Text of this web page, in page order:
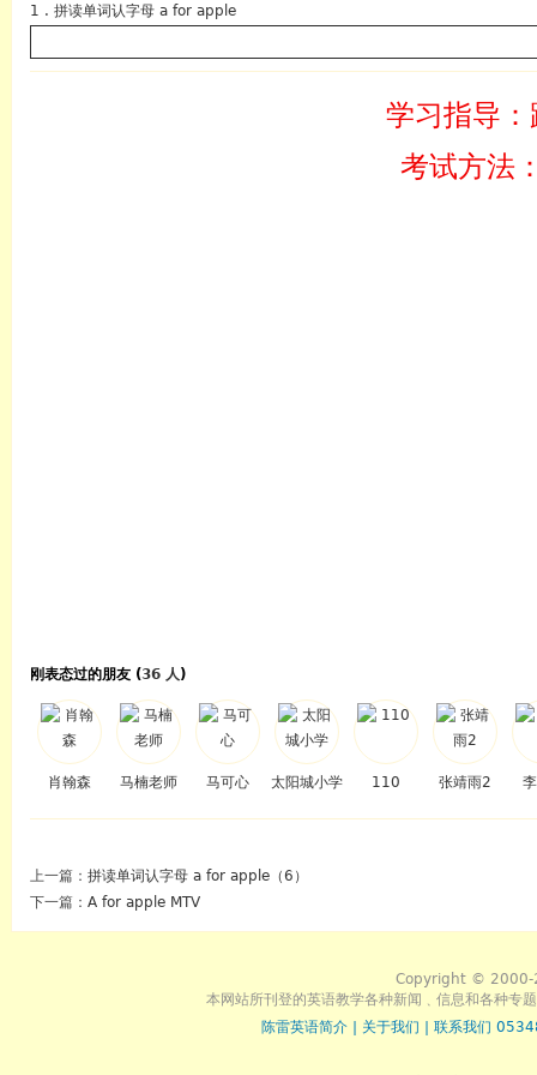
1 . 拼读单词认字母 a for apple
学习指导
考试方法
刚表态过的朋友 (36 人)
肖翰森 马楠老师 马可心 太阳城小学 110 张靖雨2
上一篇： 拼读单词认字母 a for apple（6）
下一篇： A for apple MTV
Copyright © 2000-
本网站所刊登的英语教学各种新闻﹑信息和各种专
陈雷英语简介
关于我们 联系我们